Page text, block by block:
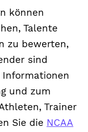
können
Talente
zu bewerten,
sind
Informationen
und zum
Trainer
Sie die NCAA